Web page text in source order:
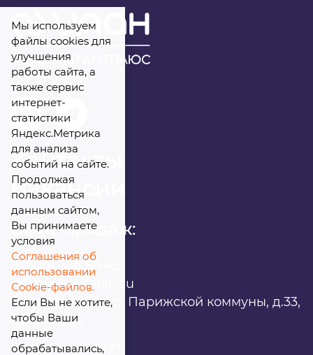
Контакты
Вакансии
Офис продаж:
infomarket@ilan.su
г. Красноярск, ул. Парижской коммуны, д.33,
помещ. 302
ИНН: 2465263327
Я даю
персональных данных
Мы используем
файлы cookies для
улучшения
работы сайта, а
также сервис
интернет-
статистики
Яндекс.Метрика
для анализа
событий на сайте.
Продолжая
пользоваться
данным сайтом,
Вы принимаете
условия
Соглашения об
использовании
Cookie-файлов.
Если Вы не хотите,
чтобы Ваши
данные
обрабатывались,